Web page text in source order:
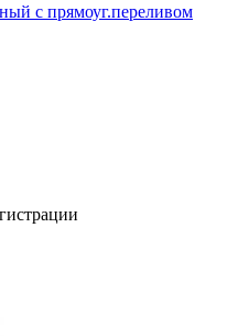
с прямоуг.переливом